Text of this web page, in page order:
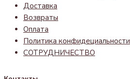
Доставка
Возвраты
Оплата
Политика конфидециальности
СОТРУДНИЧЕСТВО